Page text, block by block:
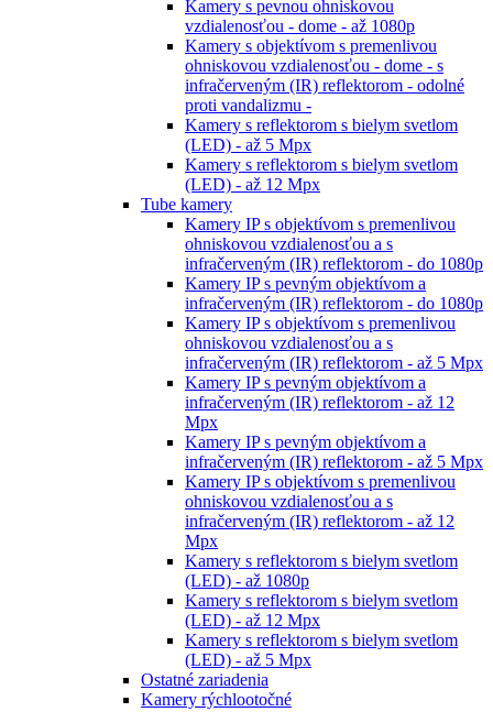
Kamery s pevnou ohniskovou
vzdialenosťou - dome - až 1080p
Kamery s objektívom s premenlivou
ohniskovou vzdialenosťou - dome - s
infračerveným (IR) reflektorom - odolné
proti vandalizmu -
Kamery s reflektorom s bielym svetlom
(LED) - až 5 Mpx
Kamery s reflektorom s bielym svetlom
(LED) - až 12 Mpx
Tube kamery
Kamery IP s objektívom s premenlivou
ohniskovou vzdialenosťou a s
infračerveným (IR) reflektorom - do 1080p
Kamery IP s pevným objektívom a
infračerveným (IR) reflektorom - do 1080p
Kamery IP s objektívom s premenlivou
ohniskovou vzdialenosťou a s
infračerveným (IR) reflektorom - až 5 Mpx
Kamery IP s pevným objektívom a
infračerveným (IR) reflektorom - až 12
Mpx
Kamery IP s pevným objektívom a
infračerveným (IR) reflektorom - až 5 Mpx
Kamery IP s objektívom s premenlivou
ohniskovou vzdialenosťou a s
infračerveným (IR) reflektorom - až 12
Mpx
Kamery s reflektorom s bielym svetlom
(LED) - až 1080p
Kamery s reflektorom s bielym svetlom
(LED) - až 12 Mpx
Kamery s reflektorom s bielym svetlom
(LED) - až 5 Mpx
Ostatné zariadenia
Kamery rýchlootočné